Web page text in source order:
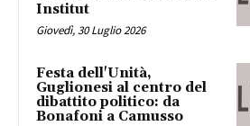
Institut
Giovedì, 30 Luglio 2026
Festa dell'Unità,
Guglionesi al centro del
dibattito politico: da
Bonafoni a Camusso